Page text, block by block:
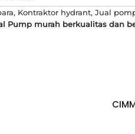
Kontraktor hydrant, Jual
Pump murah berkualitas dan